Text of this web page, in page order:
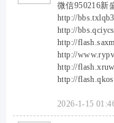
微信950216新
http://
http://
http://
http://
http://
http://
2026-1-15